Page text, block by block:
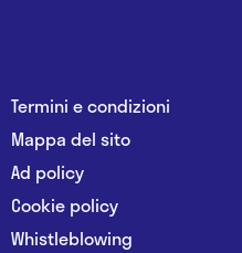
Termini e condizioni
Mappa del sito
Ad policy
Cookie policy
Whistleblowing